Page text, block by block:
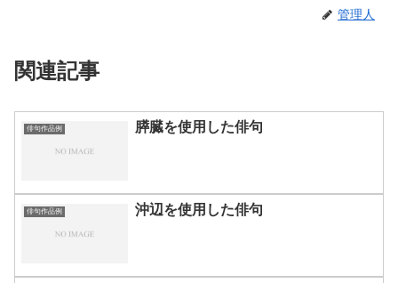
管理人
関連記事
俳句作品例 膵臓を使用した俳句
俳句作品例 沖辺を使用した俳句